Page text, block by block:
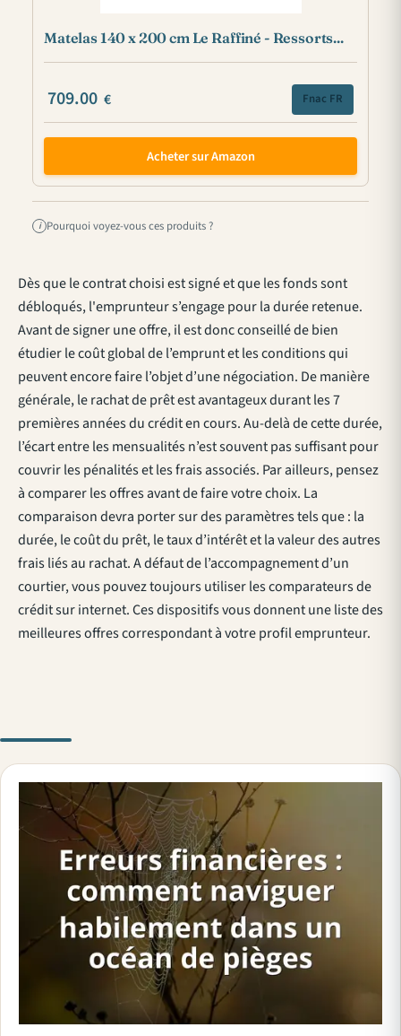
Matelas 140 x 200 cm Le Raffiné - Ressorts...
709.00 € Fnac FR
Acheter sur Amazon
i Pourquoi voyez-vous ces produits ?
Dès que le contrat choisi est signé et que les fonds sont
débloqués, l'emprunteur s’engage pour la durée retenue.
Avant de signer une offre, il est donc conseillé de bien
étudier le coût global de l’emprunt et les conditions qui
peuvent encore faire l’objet d’une négociation. De manière
générale, le rachat de prêt est avantageux durant les 7
premières années du crédit en cours. Au-delà de cette durée,
l’écart entre les mensualités n’est souvent pas suffisant pour
couvrir les pénalités et les frais associés. Par ailleurs, pensez
à comparer les offres avant de faire votre choix. La
comparaison devra porter sur des paramètres tels que : la
durée, le coût du prêt, le taux d’intérêt et la valeur des autres
frais liés au rachat. A défaut de l’accompagnement d’un
courtier, vous pouvez toujours utiliser les comparateurs de
créditsur internet. Ces dispositifs vous donnent une liste des
meilleures offres correspondant à votre profil emprunteur.